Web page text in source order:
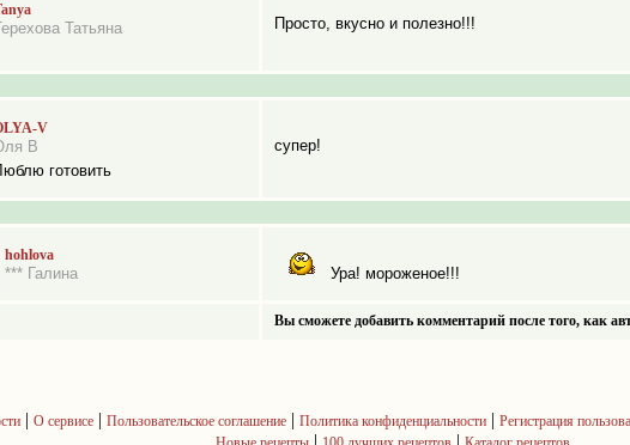
Татьяна Просто, вкусно и полезно!!!
V
В
готовить
супер!
hohlova
*** Галина Ура! мороженое!!!
Вы сможете добавить комментарий после того, как
| О сервисе| Пользовательское соглашение| Политика конфиденциальности| Регистрация
| |